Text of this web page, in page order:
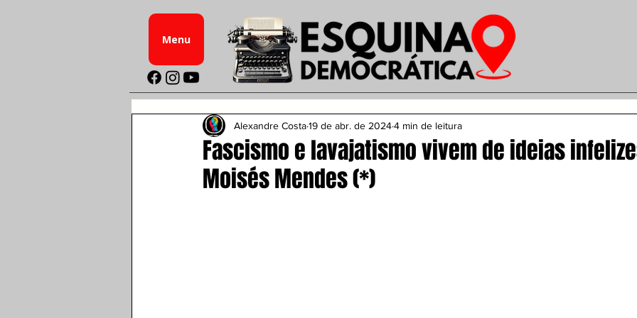
Menu
Fascismo e lavajatismo vivem de ideias
Moisés Mendes (*)
Alexandre Costa19 de abr. de 20244 min de leitura